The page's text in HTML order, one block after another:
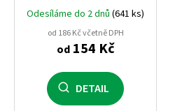
potisk i výšivku
Odesíláme do 2 dnů (641 ks)
od 186 Kč včetně DPH
od154 Kč
DETAIL